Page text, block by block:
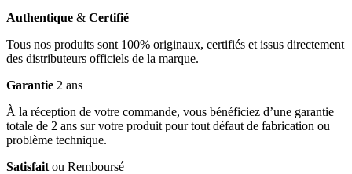
Authentique & Certifié
Tous nos produits sont 100% originaux, certifiés et issus directement
des distributeurs officiels de la marque.
Garantie 2 ans
À la réception de votre commande, vous bénéficiez d’une garantie
totale de 2 ans sur votre produit pour tout défaut de fabrication ou
problème technique.
Satisfait ou Remboursé